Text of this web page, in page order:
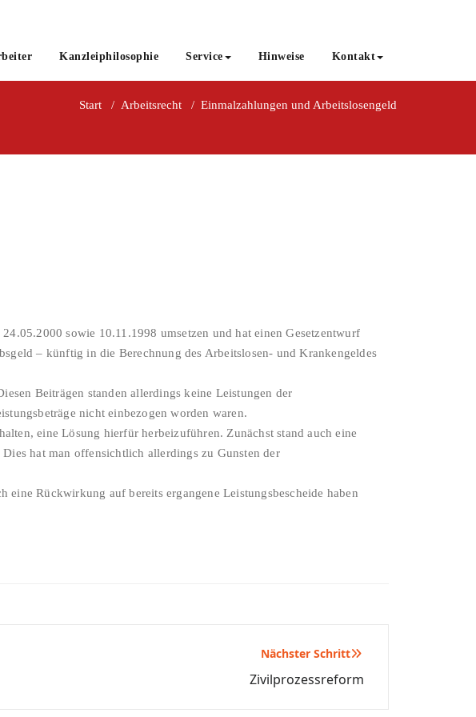
Kanzleiphilosophie Service Hinweise Kontakt
Start / Arbeitsrecht / Einmalzahlungen und Arbeitslosengeld
sowie 10.11.1998 umsetzen und hat einen Gesetzentwurf
– künftig in die Berechnung des Arbeitslosen- und Krankengeldes
Beiträgen standen allerdings keine Leistungen der
nicht einbezogen worden waren.
eine Lösung hierfür herbeizuführen. Zunächst stand auch eine
hat man offensichtlich allerdings zu Gunsten der
Rückwirkung auf bereits ergangene Leistungsbescheide haben
Nächster Schritt
Zivilprozessreform